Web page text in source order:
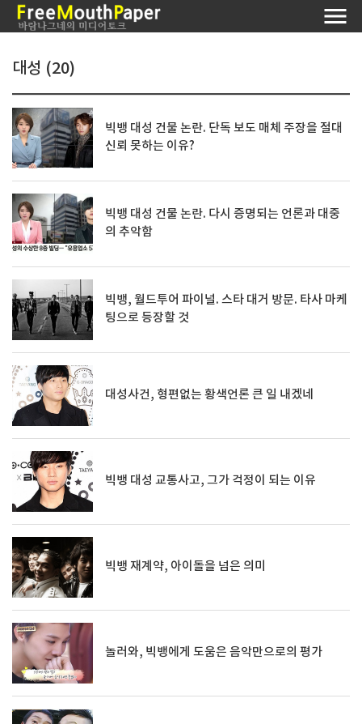
대성 (20)
빅뱅 대성 건물 논란. 단독 보도 매체 주장을 절대
신뢰 못하는 이유?
빅뱅 대성 건물 논란. 다시 증명되는 언론과 대중
의 추악함
빅뱅, 월드투어 파이널. 스타 대거 방문. 타사 마케
팅으로 등장할 것
대성사건, 형편없는 황색언론 큰 일 내겠네
빅뱅 대성 교통사고, 그가 걱정이 되는 이유
빅뱅 재계약, 아이돌을 넘은 의미
놀러와, 빅뱅에게 도움은 음악만으로의 평가